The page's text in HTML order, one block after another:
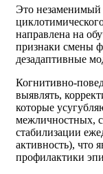
Это незаменимый
направлена на
признаки смены
дезадаптивные
Когнитивно-
выявлять,
которые
межличностных,
стабилизации
активность), что
профилактики